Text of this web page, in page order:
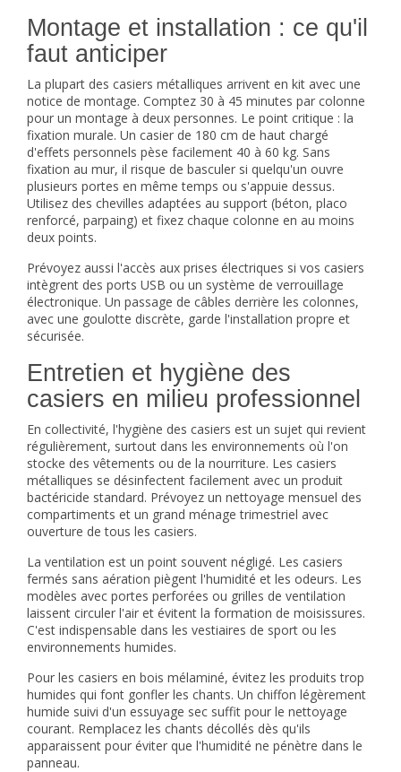
Montage et installation : ce qu'il
faut anticiper
La plupart des casiers métalliques arrivent en kit avec une
notice de montage. Comptez 30 à 45 minutes par colonne
pour un montage à deux personnes. Le point critique : la
fixation murale. Un casier de 180 cm de haut chargé
d'effets personnels pèse facilement 40 à 60 kg. Sans
fixation au mur, il risque de basculer si quelqu'un ouvre
plusieurs portes en même temps ou s'appuie dessus.
Utilisez des chevilles adaptées au support (béton, placo
renforcé, parpaing) et fixez chaque colonne en au moins
deux points.
Prévoyez aussi l'accès aux prises électriques si vos casiers
intègrent des ports USB ou un système de verrouillage
électronique. Un passage de câbles derrière les colonnes,
avec une goulotte discrète, garde l'installation propre et
sécurisée.
Entretien et hygiène des
casiers en milieu professionnel
En collectivité, l'hygiène des casiers est un sujet qui revient
régulièrement, surtout dans les environnements où l'on
stocke des vêtements ou de la nourriture. Les casiers
métalliques se désinfectent facilement avec un produit
bactéricide standard. Prévoyez un nettoyage mensuel des
compartiments et un grand ménage trimestriel avec
ouverture de tous les casiers.
La ventilation est un point souvent négligé. Les casiers
fermés sans aération piègent l'humidité et les odeurs. Les
modèles avec portes perforées ou grilles de ventilation
laissent circuler l'air et évitent la formation de moisissures.
C'est indispensable dans les vestiaires de sport ou les
environnements humides.
Pour les casiers en bois mélaminé, évitez les produits trop
humides qui font gonfler les chants. Un chiffon légèrement
humide suivi d'un essuyage sec suffit pour le nettoyage
courant. Remplacez les chants décollés dès qu'ils
apparaissent pour éviter que l'humidité ne pénètre dans le
panneau.